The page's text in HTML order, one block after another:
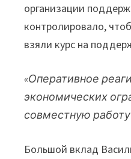
организации
контролировало,
взяли курс на
«Оперативное
экономических
совместную
Большой вклад